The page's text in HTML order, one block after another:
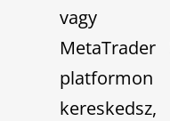
vagy
MetaTrader
platformon
kereskedsz,